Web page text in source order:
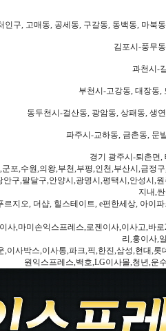
인구, 고매동, 공세동, 구갈동, 동백동, 마북
김포시-풍무
과천시-
부천시-고강동, 대장동,
동두천시-걸산동, 광암동, 상패동, 생
파주시-교하동, 금촌동, 문
경기 광주시-퇴촌면,
포,수원,의왕,부천,부평,인천,부산시,금
구,팔달구,안양시,광명시,평택시,안성시,
지내,
지오, 더샵, 힐스테이트, e편한세상, 아이
사,마미손익스프레스,로젠이사,이사고,바
리,홍이사,
이사박스,이사통,파크,픽,한진,삼성,현대,
원익스프레스,백호,LG이사몰,청년,운